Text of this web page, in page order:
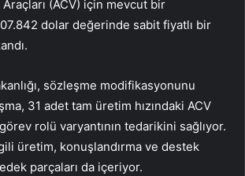
(ACV) için mevcut bir
dolar değerinde sabit fiyatlı bir
sözleşme modifikasyonunu
31 adet tam üretim hızındaki ACV
rolü varyantının tedarikini sağlıyor.
üretim, konuşlandırma ve destek
parçaları da içeriyor.